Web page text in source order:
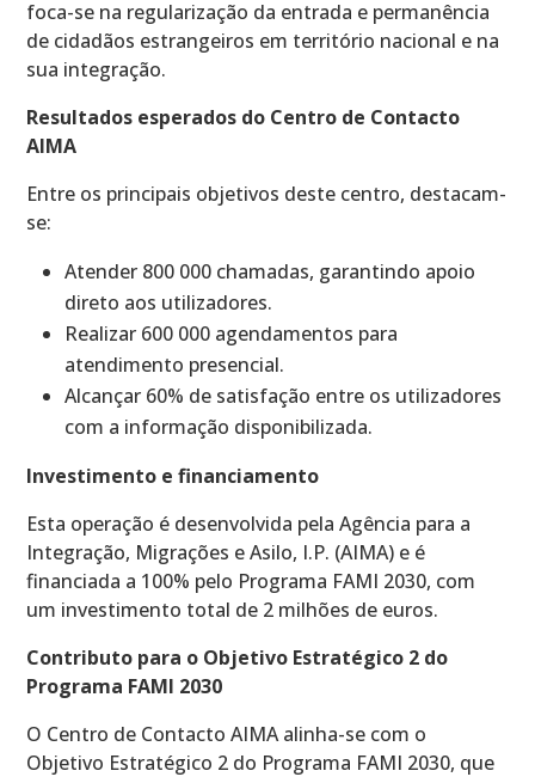
foca-se na regularização da entrada e permanência
de cidadãos estrangeiros em território nacional e na
sua integração.
Resultados esperados do Centro de Contacto
AIMA
Entre os principais objetivos deste centro, destacam-
se:
Atender 800 000 chamadas, garantindo apoio
direto aos utilizadores.
Realizar 600 000 agendamentos para
atendimento presencial.
Alcançar 60% de satisfação entre os utilizadores
com a informação disponibilizada.
Investimento e financiamento
Esta operação é desenvolvida pela Agência para a
Integração, Migrações e Asilo, I.P. (AIMA) e é
financiada a 100% pelo Programa FAMI 2030, com
um investimento total de 2 milhões de euros.
Contributo para o Objetivo Estratégico 2 do
Programa FAMI 2030
O Centro de Contacto AIMA alinha-se com o
Objetivo Estratégico 2 do Programa FAMI 2030, que